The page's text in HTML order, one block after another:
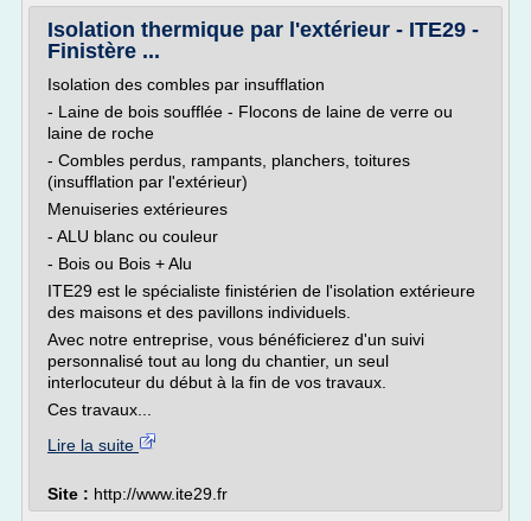
Isolation thermique par l'extérieur - ITE29 -
Finistère ...
Isolation des combles par insufflation
- Laine de bois soufflée - Flocons de laine de verre ou
laine de roche
- Combles perdus, rampants, planchers, toitures
(insufflation par l'extérieur)
Menuiseries extérieures
- ALU blanc ou couleur
- Bois ou Bois + Alu
ITE29 est le spécialiste finistérien de l'isolation extérieure
des maisons et des pavillons individuels.
Avec notre entreprise, vous bénéficierez d'un suivi
personnalisé tout au long du chantier, un seul
interlocuteur du début à la fin de vos travaux.
Ces travaux...
Lire la suite
Site : http://www.ite29.fr